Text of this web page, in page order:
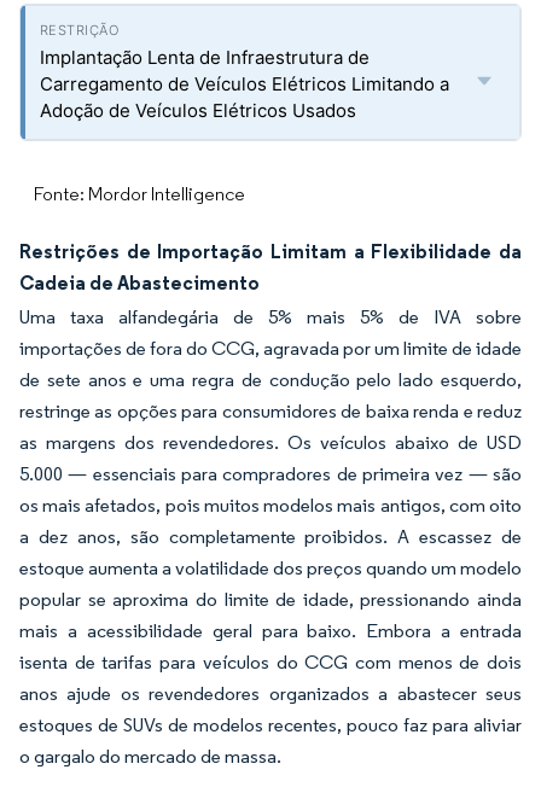
Implantação Lenta de Infraestrutura de
Carregamento de Veículos Elétricos Limitando a
Adoção de Veículos Elétricos Usados
Fonte: Mordor Intelligence
Restrições de Importação Limitam a Flexibilidade da
Cadeia de Abastecimento
Uma taxa alfandegária de 5% mais 5% de IVA sobre
importações de fora do CCG, agravada por um limite de idade
de sete anos e uma regra de condução pelo lado esquerdo,
restringe as opções para consumidores de baixa renda e reduz
as margens dos revendedores. Os veículos abaixo de USD
5.000 — essenciais para compradores de primeira vez — são
os mais afetados, pois muitos modelos mais antigos, com oito
a dez anos, são completamente proibidos. A escassez de
estoque aumenta a volatilidade dos preços quando um modelo
popular se aproxima do limite de idade, pressionando ainda
mais a acessibilidade geral para baixo. Embora a entrada
isenta de tarifas para veículos do CCG com menos de dois
anos ajude os revendedores organizados a abastecer seus
estoques de SUVs de modelos recentes, pouco faz para aliviar
o gargalo do mercado de massa.